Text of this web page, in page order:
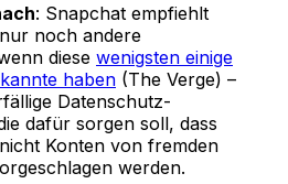
: Snapchat empfiehlt
noch andere
diese wenigsten einige
haben (The Verge) –
Datenschutz-
dafür sorgen soll, dass
Konten von fremden
werden.